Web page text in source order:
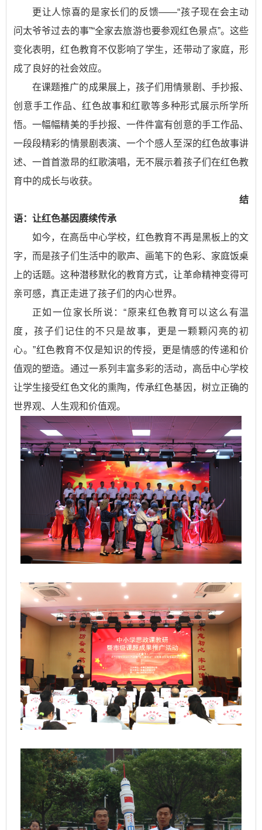
更让人惊喜的是家长们的反馈——“孩子现在会主动
问太爷爷过去的事”“全家去旅游也要参观红色景点”。这些
变化表明，红色教育不仅影响了学生，还带动了家庭，形
成了良好的社会效应。
在课题推广的成果展上，孩子们用情景剧、手抄报、
创意手工作品、红色故事和红歌等多种形式展示所学所
悟。一幅幅精美的手抄报、一件件富有创意的手工作品、
一段段精彩的情景剧表演、一个个感人至深的红色故事讲
述、一首首激昂的红歌演唱，无不展示着孩子们在红色教
育中的成长与收获。
结
语：让红色基因赓续传承
如今，在高岳中心学校，红色教育不再是黑板上的文
字，而是孩子们生活中的歌声、画笔下的色彩、家庭饭桌
上的话题。这种潜移默化的教育方式，让革命精神变得可
亲可感，真正走进了孩子们的内心世界。
正如一位家长所说：“原来红色教育可以这么有温
度，孩子们记住的不只是故事，更是一颗颗闪亮的初
心。”红色教育不仅是知识的传授，更是情感的传递和价
值观的塑造。通过一系列丰富多彩的活动，高岳中心学校
让学生接受红色文化的熏陶，传承红色基因，树立正确的
世界观、人生观和价值观。